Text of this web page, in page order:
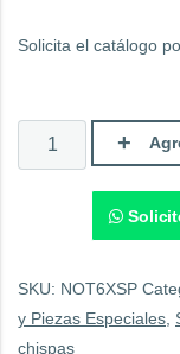
Solicita el catálogo
Set
Herramientas
SKU: NOT6XSP
y Piezas Especiales
chispas